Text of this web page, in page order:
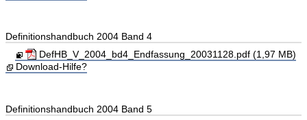
Definitionshandbuch 2004 Band 4
DefHB_V_2004_bd4_Endfassung_20031128.pdf (1,97 MB)
Download-Hilfe?
Definitionshandbuch 2004 Band 5